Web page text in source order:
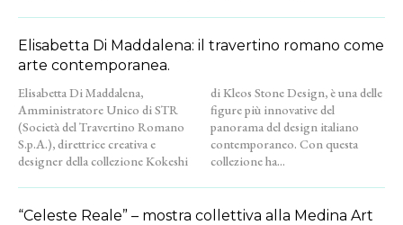
Elisabetta Di Maddalena: il travertino romano come
arte contemporanea.
Elisabetta Di Maddalena,
Amministratore Unico di STR
(Società del Travertino Romano
S.p.A.), direttrice creativa e
designer della collezione Kokeshi
di Kleos Stone Design, è una delle
figure più innovative del
panorama del design italiano
contemporaneo. Con questa
collezione ha...
“Celeste Reale” – mostra collettiva alla Medina Art